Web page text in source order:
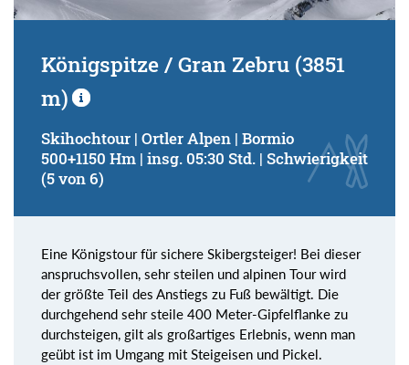
Königspitze / Gran Zebru (3851
m)
Skihochtour | Ortler Alpen | Bormio
500+1150 Hm | insg. 05:30 Std. | Schwierigkeit
(5 von 6)
Eine Königstour für sichere Skibergsteiger! Bei dieser
anspruchsvollen, sehr steilen und alpinen Tour wird
der größte Teil des Anstiegs zu Fuß bewältigt. Die
durchgehend sehr steile 400 Meter-Gipfelflanke zu
durchsteigen, gilt als großartiges Erlebnis, wenn man
geübt ist im Umgang mit Steigeisen und Pickel.